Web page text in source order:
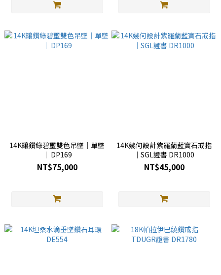
14K鑲鑽綠碧璽雙色吊墜｜單墜
｜ DP169
NT$75,000
14K幾何設計紫羅蘭藍寶石戒指
｜SGL證書 DR1000
NT$45,000